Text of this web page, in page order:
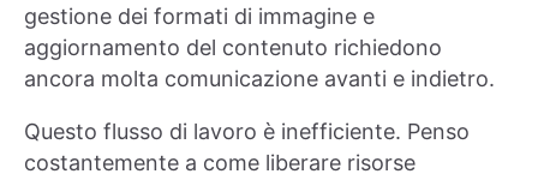
gestione dei formati di immagine e
aggiornamento del contenuto richiedono
ancora molta comunicazione avanti e indietro.
Questo flusso di lavoro è inefficiente. Penso
costantemente a come liberare risorse